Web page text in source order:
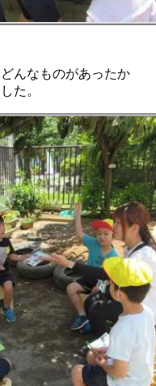
んなものがあったか
た。